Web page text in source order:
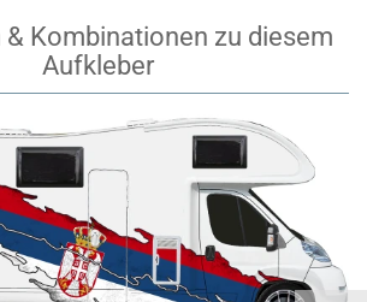
Kombinationen zu diesem
Aufkleber